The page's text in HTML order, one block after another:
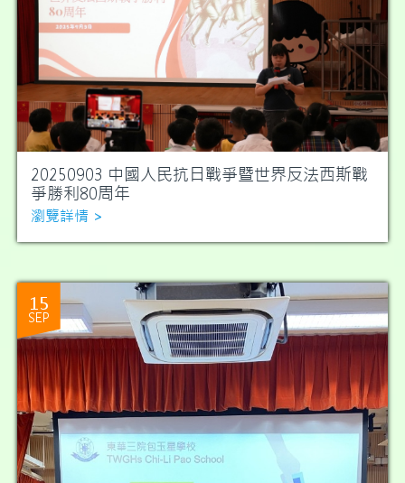
20250903 中國人民抗日戰爭暨世界反法西斯戰
爭勝利80周年
瀏覽詳情 >
15
SEP